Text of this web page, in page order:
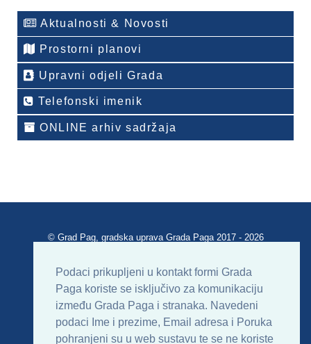
Podaci prikupljeni u kontakt formi Grada
Paga koriste se isključivo za komunikaciju
između Grada Paga i stranaka. Navedeni
podaci Ime i prezime, Email adresa i Poruka
pohranjeni su u web sustavu te se ne koriste
Aktualnosti & Novosti
Prostorni planovi
Upravni odjeli Grada
Telefonski imenik
ONLINE arhiv sadržaja
© Grad Pag, gradska uprava Grada Paga 2017 - 2026
Uvjeti korištenja Impressum
Kontakt
Sitemap
RSS